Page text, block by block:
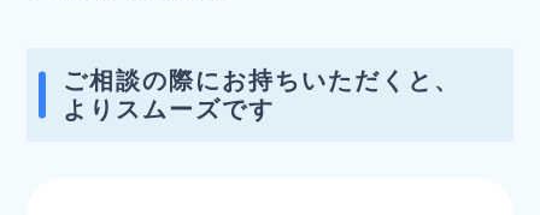
ご相談の際にお持ちいただくと、
よりスムーズです